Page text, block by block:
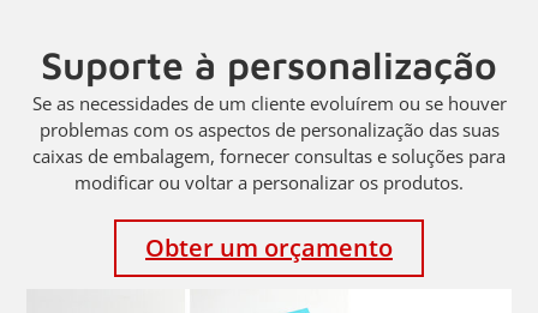
Suporte à personalização
Se as necessidades de um cliente evoluírem ou se houver
problemas com os aspectos de personalização das suas
caixas de embalagem, fornecer consultas e soluções para
modificar ou voltar a personalizar os produtos.
Obter um orçamento